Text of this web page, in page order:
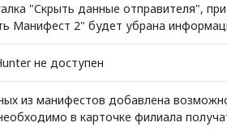
"Скрыть данные отправителя",
Манифест 2" будет убрана
не доступен
из манифестов добавлена
в карточке филиала